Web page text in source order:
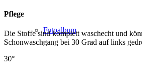
Fotoalbum
Pflege
Die Stoffe sind komplett waschecht und
Schonwaschgang bei 30 Grad auf links
30°